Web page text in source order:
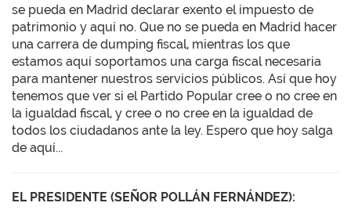
se pueda en Madrid declarar exento el impuesto de
patrimonio y aquí no. Que no se pueda en Madrid hacer
una carrera de dumping fiscal, mientras los que
estamos aquí soportamos una carga fiscal necesaria
para mantener nuestros servicios públicos. Así que hoy
tenemos que ver si el Partido Popular cree o no cree en
la igualdad fiscal, y cree o no cree en la igualdad de
todos los ciudadanos ante la ley. Espero que hoy salga
de aquí...
EL PRESIDENTE (SEÑOR POLLÁN FERNÁNDEZ):